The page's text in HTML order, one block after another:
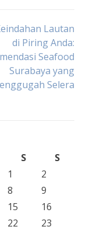
Lautan
di Piring Anda:
Seafood
Surabaya yang
Selera
S
S
1
2
8
9
15
16
22
23